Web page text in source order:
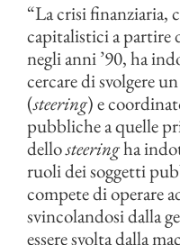
“La crisi finanziaria,
capitalistici a partire
negli anni ’90, ha
cercare di svolgere
(steering) e
pubbliche a quelle
dellosteeringha
ruoli dei soggetti
compete di operare
svincolandosi dalla
essere svolta dalla